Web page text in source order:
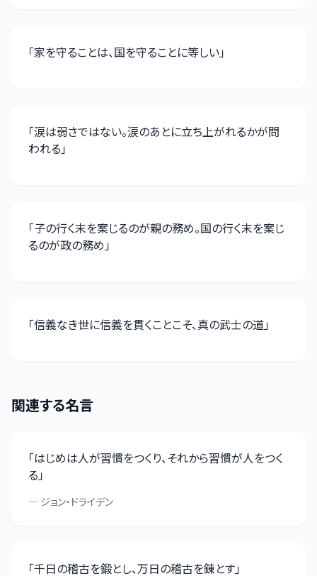
「家を守ることは、国を守ることに等しい」
「涙は弱さではない。涙のあとに立ち上がれるかが問
われる」
「子の行く末を案じるのが親の務め。国の行く末を案じ
るのが政の務め」
「信義なき世に信義を貫くことこそ、真の武士の道」
関連する名言
「はじめは人が習慣をつくり、それから習慣が人をつく
る」
— ジョン・ドライデン
「千日の稽古を鍛とし、万日の稽古を錬とす」